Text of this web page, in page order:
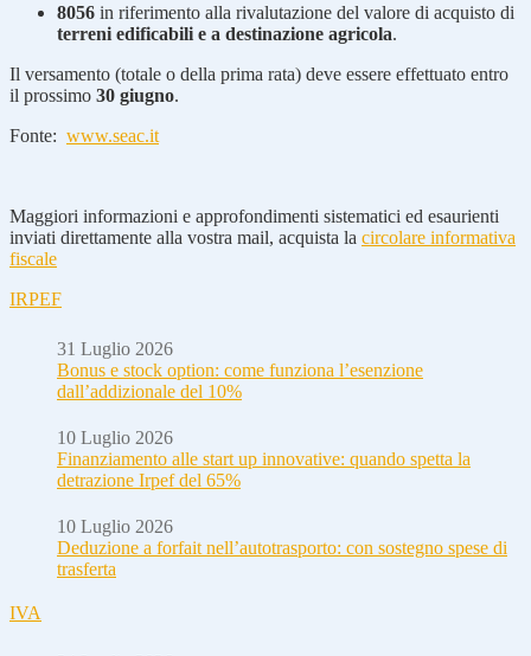
8056 in riferimento alla rivalutazione del valore di acquisto di
terreni edificabili e a destinazione agricola.
Il versamento (totale o della prima rata) deve essere effettuato entro
il prossimo 30 giugno.
Fonte: www.seac.it
Maggiori informazioni e approfondimenti sistematici ed esaurienti
inviati direttamente alla vostra mail, acquista la circolare informativa
fiscale
IRPEF
31 Luglio 2026
Bonus e stock option: come funziona l’esenzione
dall’addizionale del 10%
10 Luglio 2026
Finanziamento alle start up innovative: quando spetta la
detrazione Irpef del 65%
10 Luglio 2026
Deduzione a forfait nell’autotrasporto: con sostegno spese di
trasferta
IVA